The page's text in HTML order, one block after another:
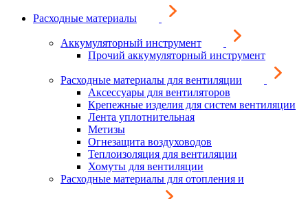
Расходные материалы
Аккумуляторный инструмент
Прочий аккумуляторный инструмент
Расходные материалы для вентиляции
Аксессуары для вентиляторов
Крепежные изделия для систем вентиляции
Лента уплотнительная
Метизы
Огнезащита воздуховодов
Теплоизоляция для вентиляции
Хомуты для вентиляции
Расходные материалы для отопления и